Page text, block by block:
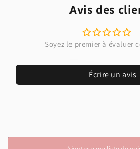
Avis des
Écrire un avis